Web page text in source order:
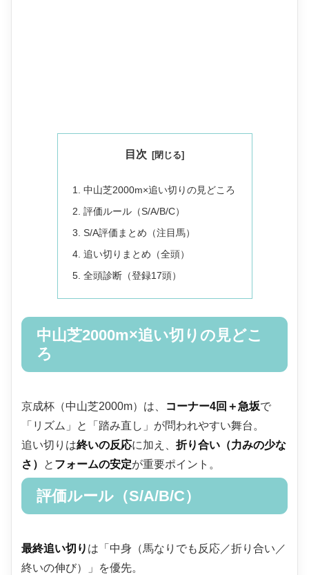
目次
中山芝2000m×追い切りの見どころ
評価ルール（S/A/B/C）
S/A評価まとめ（注目馬）
追い切りまとめ（全頭）
全頭診断（登録17頭）
中山芝2000m×追い切りの見どこ
ろ
京成杯（中山芝2000m）は、 コーナー4回＋急坂で
「リズム」と「踏み直し」が問われやすい舞台。
追い切りは終いの反応に加え、 折り合い（力みの少な
さ）
と フォームの安定が重要ポイント。
評価ルール（S/A/B/C）
最終追い切り は「中身（馬なりでも反応／折り合い／
終いの伸び）」を優先。